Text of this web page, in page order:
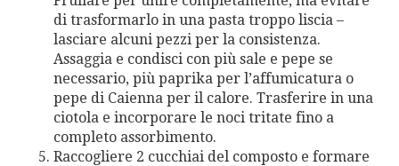
di trasformarlo in una pasta troppo liscia –
lasciare alcuni pezzi per la consistenza.
Assaggia e condisci con più sale e pepe se
necessario, più paprika per l’affumicatura o
pepe di Caienna per il calore. Trasferire in una
ciotola e incorporare le noci tritate fino a
completo assorbimento.
Raccogliere 2 cucchiai del composto e formare